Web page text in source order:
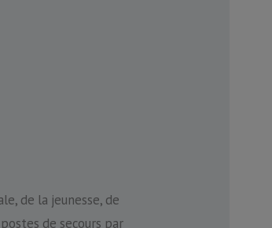
de la jeunesse, de
de secours par